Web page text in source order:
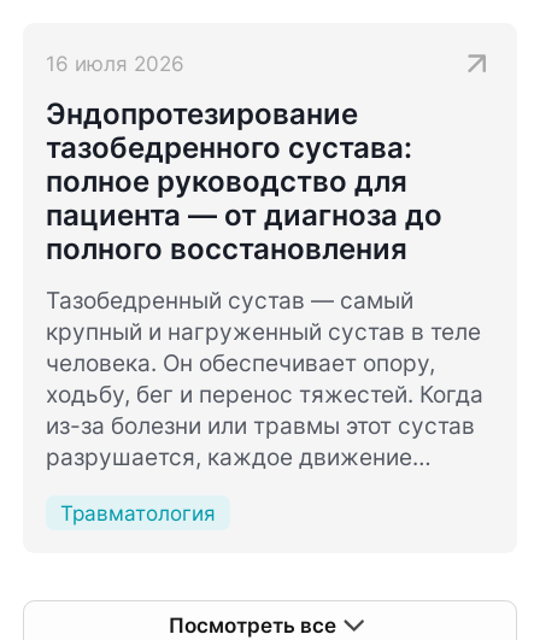
наиболее подвержено износу и
16 июля 2026
Эндопротезирование
тазобедренного сустава:
полное руководство для
пациента — от диагноза до
полного восстановления
Тазобедренный сустав — самый
крупный и нагруженный сустав в теле
человека. Он обеспечивает опору,
ходьбу, бег и перенос тяжестей. Когда
из-за болезни или травмы этот сустав
разрушается, каждое движение
привычная жизнь ограничивается
Травматология
Посмотреть все